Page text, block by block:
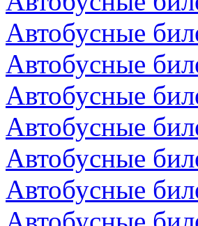
Автобусные
Автобусные
Автобусные
Автобусные
Автобусные
Автобусные